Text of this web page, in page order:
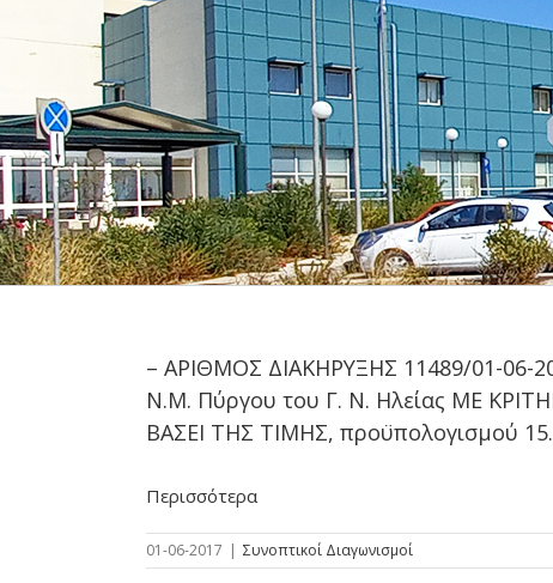
– ΑΡΙΘΜΟΣ ΔΙΑΚΗΡΥΞΗΣ 11489/01-
Ν.Μ. Πύργου του Γ. Ν. Ηλείας ΜΕ
ΒΑΣΕΙ ΤΗΣ ΤΙΜΗΣ, προϋπολογισμού
Περισσότερα
01-06-2017 | Συνοπτικοί Διαγωνισμοί